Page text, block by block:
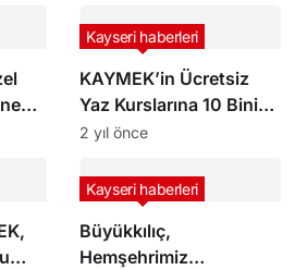
KAYMEK’in Ücretsiz
Yaz Kurslarına 10 Binin
Üzerinde Başvuru
Kayseri haberleri
2 yıl önce
Büyükkılıç,
Hemşehrimiz
Kayseri haberleri